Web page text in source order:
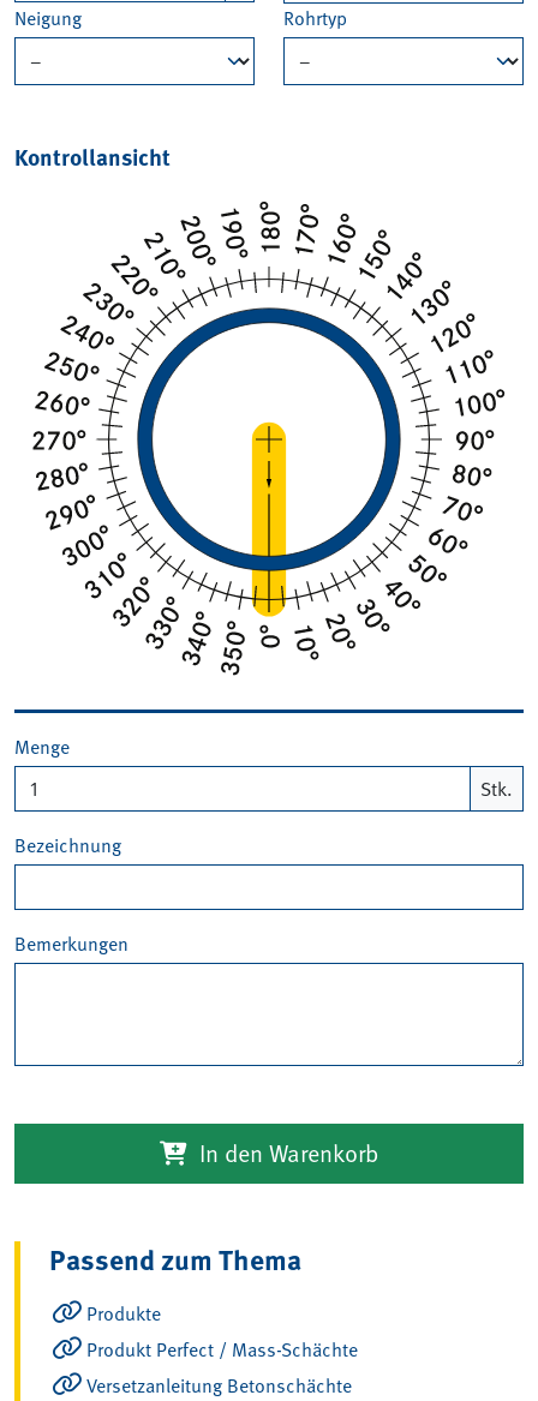
Neigung Rohrtyp
Kontrollansicht
Menge
Stk.
Bezeichnung
Bemerkungen
In den Warenkorb
Passend zum Thema
Produkte
Produkt Perfect / Mass-Schächte
Versetzanleitung Betonschächte